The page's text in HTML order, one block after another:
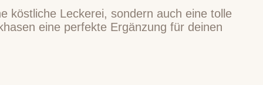
köstliche Leckerei, sondern auch eine tolle
eine perfekte Ergänzung für deinen